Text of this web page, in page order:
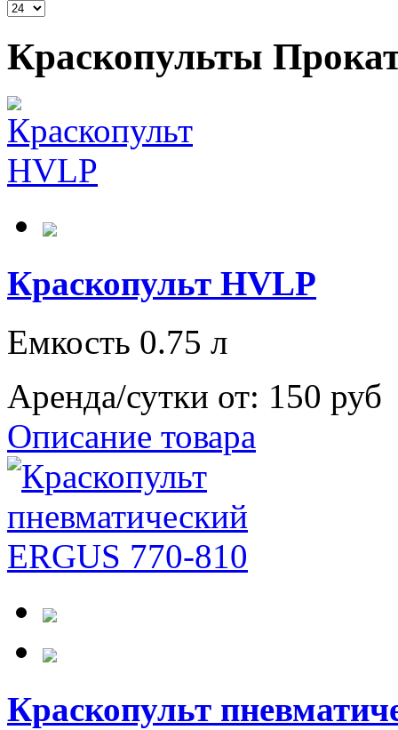
Краскопульты
Краскопульт HVLP
Емкость 0.75 л
Аренда/сутки от: 150 руб
Описание товара
Краскопульт